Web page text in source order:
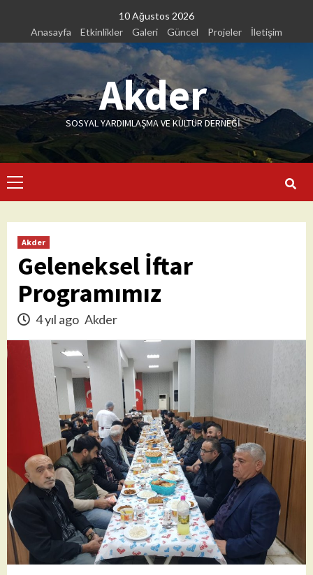
content
10 Ağustos 2026
Anasayfa
Etkinlikler Galeri Güncel Projeler İletişim
Akder
SOSYAL YARDIMLAŞMA VE KÜLTÜR DERNEĞİ
Menu
Akder
Geleneksel İftar
Programımız
4 yıl ago Akder